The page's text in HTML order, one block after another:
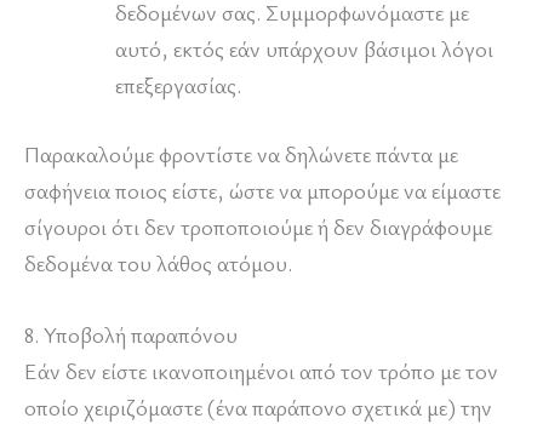
δεδομένων σας. Συμμορφωνόμαστε με
αυτό, εκτός εάν υπάρχουν βάσιμοι λόγοι
επεξεργασίας.
Παρακαλούμε φροντίστε να δηλώνετε πάντα με
σαφήνεια ποιος είστε, ώστε να μπορούμε να είμαστε
σίγουροι ότι δεν τροποποιούμε ή δεν διαγράφουμε
δεδομένα του λάθος ατόμου.
8. Υποβολή παραπόνου
Εάν δεν είστε ικανοποιημένοι από τον τρόπο με τον
οποίο χειριζόμαστε (ένα παράπονο σχετικά με) την